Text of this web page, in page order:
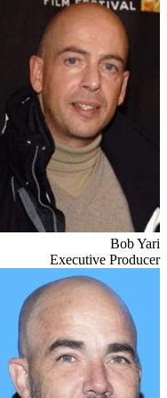
Bob Yari
Executive Producer